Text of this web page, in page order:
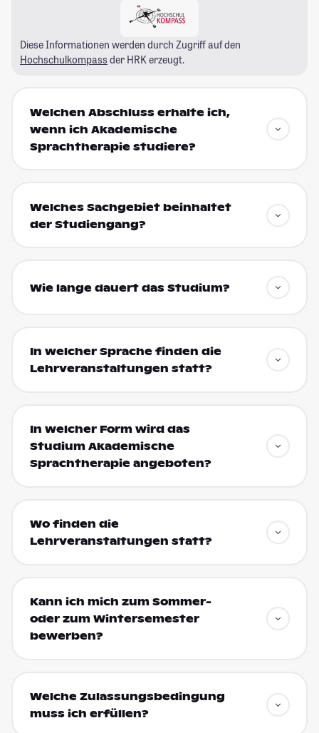
Diese Informationen werden durch Zugriff auf den
Hochschulkompass der HRK erzeugt.
Welchen Abschluss erhalte ich,
wenn ich Akademische
Sprachtherapie studiere?
Welches Sachgebiet beinhaltet
der Studiengang?
Wie lange dauert das Studium?
In welcher Sprache finden die
Lehrveranstaltungen statt?
In welcher Form wird das
Studium Akademische
Sprachtherapie angeboten?
Wo finden die
Lehrveranstaltungen statt?
Kann ich mich zum Sommer-
oder zum Wintersemester
bewerben?
Welche Zulassungsbedingung
muss ich erfüllen?